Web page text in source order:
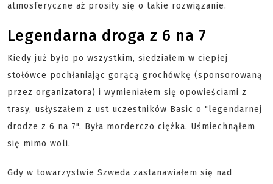
atmosferyczne aż prosiły się o takie rozwiązanie.
Legendarna droga z 6 na 7
Kiedy już było po wszystkim, siedziałem w ciepłej
stołówce pochłaniając gorącą grochówkę (sponsorowaną
przez organizatora) i wymieniałem się opowieściami z
trasy, usłyszałem z ust uczestników Basic o "legendarnej
drodze z 6 na 7". Była morderczo ciężka. Uśmiechnąłem
się mimo woli.
Gdy w towarzystwie Szweda zastanawiałem się nad